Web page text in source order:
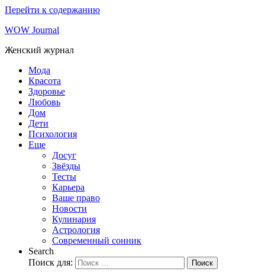
Перейти к содержанию
WOW Journal
Женский журнал
Мода
Красота
Здоровье
Любовь
Дом
Дети
Психология
Еще
Досуг
Звёзды
Тесты
Карьера
Ваше право
Новости
Кулинария
Астрология
Современный сонник
Search
Поиск для:
Поиск